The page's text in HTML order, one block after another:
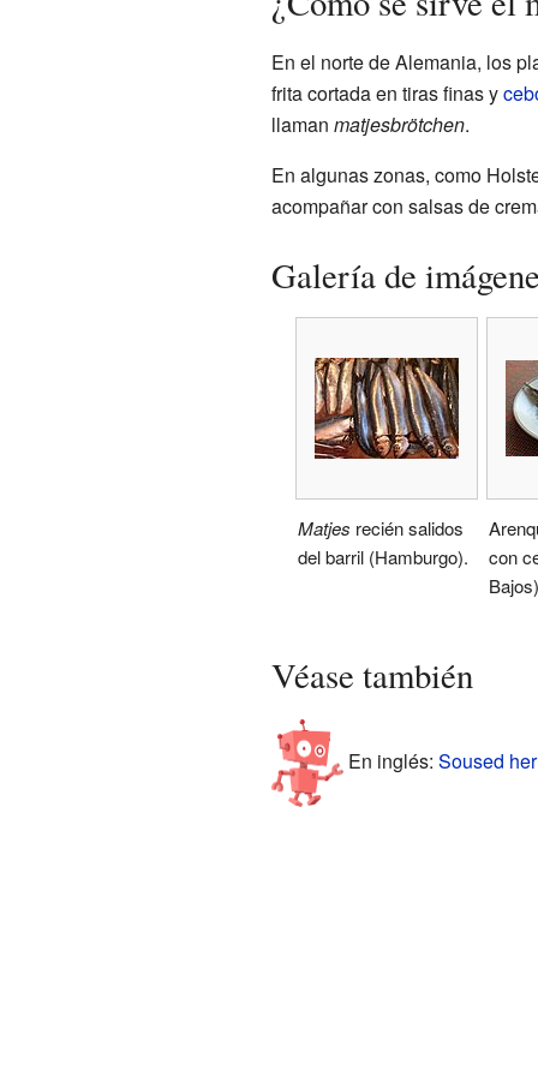
En el norte de Alemania, los
frita cortada en tiras finas y
llaman matjesbrötchen.
En algunas zonas, como
acompañar con salsas de
Galería de
Matjes recién salidos
del barril (Hamburgo).
con
Véase también
En inglés: Soused